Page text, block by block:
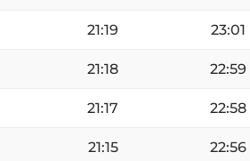
21:19 23:01
21:18 22:59
21:17 22:58
21:15 22:56